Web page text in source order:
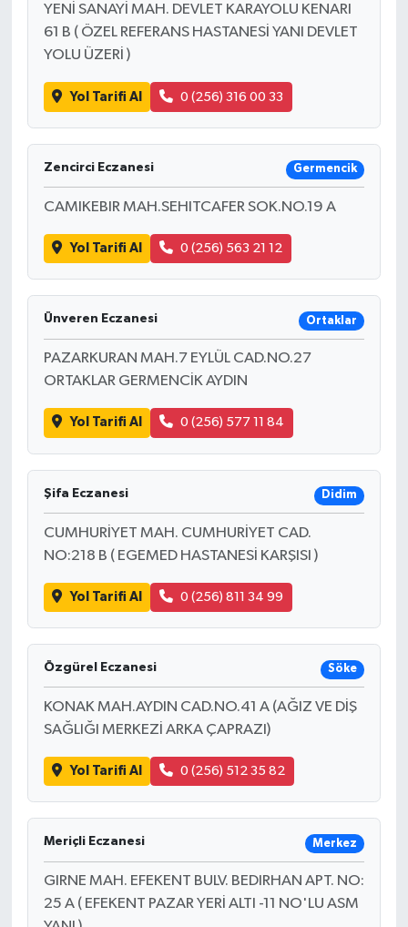
YENİ SANAYİ MAH. DEVLET KARAYOLU KENARI
61 B ( ÖZEL REFERANS HASTANESİ YANI DEVLET
YOLU ÜZERİ )
Yol Tarifi Al 0 (256) 316 00 33
Zencirci Eczanesi Germencik
CAMIKEBIR MAH.SEHITCAFER SOK.NO.19 A
Yol Tarifi Al 0 (256) 563 21 12
Ünveren Eczanesi Ortaklar
PAZARKURAN MAH.7 EYLÜL CAD.NO.27
ORTAKLAR GERMENCİK AYDIN
Yol Tarifi Al 0 (256) 577 11 84
Şifa Eczanesi Didim
CUMHURİYET MAH. CUMHURİYET CAD.
NO:218 B ( EGEMED HASTANESİ KARŞISI )
Yol Tarifi Al 0 (256) 811 34 99
Özgürel Eczanesi Söke
KONAK MAH.AYDIN CAD.NO.41 A (AĞIZ VE DİŞ
SAĞLIĞI MERKEZİ ARKA ÇAPRAZI)
Yol Tarifi Al 0 (256) 512 35 82
Meriçli Eczanesi Merkez
GIRNE MAH. EFEKENT BULV. BEDIRHAN APT. NO:
25 A ( EFEKENT PAZAR YERİ ALTI -11 NO'LU ASM